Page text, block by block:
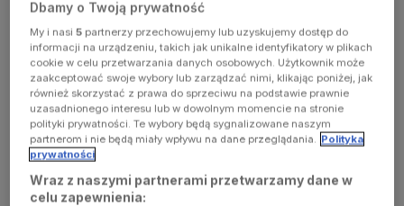
has
occurred
(see the
browser
console for
Dbamy o Twoją prywatność
My i nasi5 partnerzy przechowujemy lub uzyskujemy dostęp do
informacji na urządzeniu, takich jak unikalne identyfikatory w plikach
cookie w celu przetwarzania danych osobowych. Użytkownik może
zaakceptować swoje wybory lub zarządzać nimi, klikając poniżej, jak
również skorzystać z prawa do sprzeciwu na podstawie prawnie
uzasadnionego interesu lub w dowolnym momencie na stronie
polityki prywatności. Te wybory będą sygnalizowane naszym
partnerom i nie będą miały wpływu na dane przeglądania. Polityka
prywatności
Wraz z naszymi partnerami przetwarzamy dane w
celu zapewnienia: